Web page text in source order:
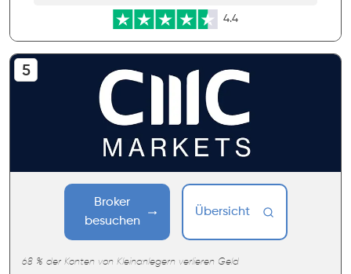
4.4
Broker
besuchen
Übersicht
68 % der Konten von Kleinanlegern verlieren Geld